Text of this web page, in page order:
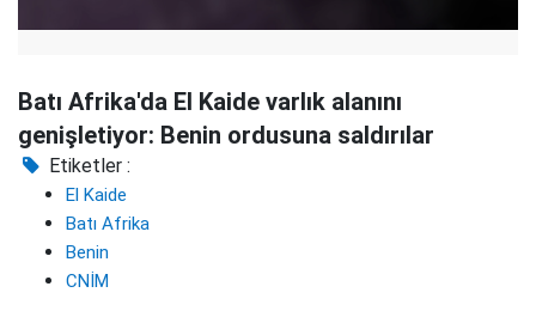
Batı Afrika'da El Kaide varlık alanını
genişletiyor: Benin ordusuna saldırılar
Etiketler :
El Kaide
Batı Afrika
Benin
CNİM